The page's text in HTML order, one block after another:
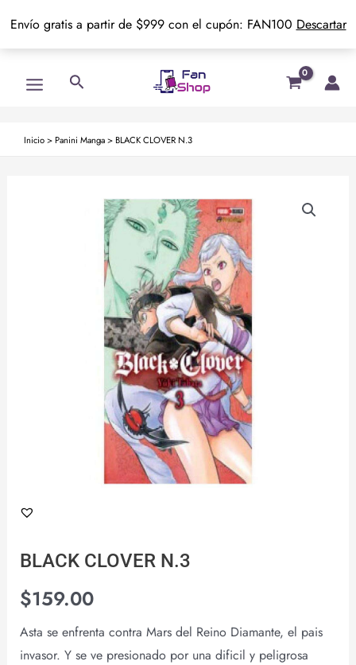
Envío gratis a partir de $999 con el cupón: FAN100 Descartar
Menu
Buscar
Inicio> Panini Manga> BLACK CLOVER N.3
BLACK CLOVER N.3
$159.00
Asta se enfrenta contra Mars del Reino Diamante, el pais
invasor. Y se ve presionado por una dificil y peligrosa